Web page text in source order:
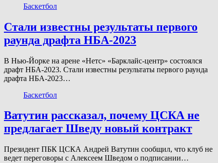
Баскетбол
Стали известны результаты первого
раунда драфта НБА-2023
В Нью-Йорке на арене «Нетс» «Барклайс-центр» состоялся
драфт НБА-2023. Стали известны результаты первого раунда
драфта НБА-2023…
Баскетбол
Ватутин рассказал, почему ЦСКА не
предлагает Шведу новый контракт
Президент ПБК ЦСКА Андрей Ватутин сообщил, что клуб не
ведет переговоры с Алексеем Шведом о подписании…